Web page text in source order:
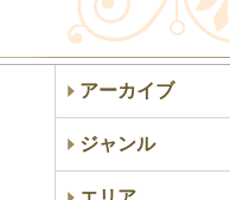
アーカイブ
ジャンル